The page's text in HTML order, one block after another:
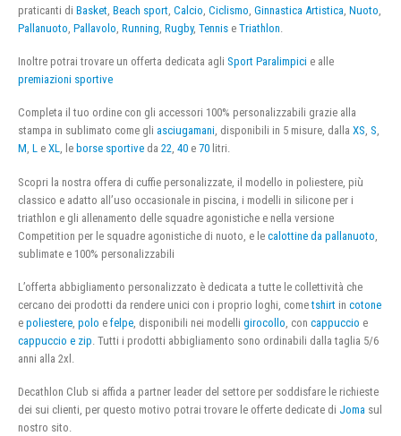
praticanti di Basket Beach sport Calcio Ciclismo Ginnastica Artistica Nuoto
Pallanuoto Pallavolo Running Rugby, Tennis e Triathlon
Inoltre potrai trovare un offerta dedicata agli Sport Paralimpici e alle
premiazioni sportive
Completa il tuo ordine con gli accessori 100% personalizzabili grazie alla
stampa in sublimato come gli asciugamani, disponibili in 5 misure, dalla XS, S,
M, L e XL, le borse sportive da 22, 40 e 70 litri.
Scopri la nostra offera di cuffie personalizzate, il modello in poliestere, più
classico e adatto all’uso occasionale in piscina, i modelli in silicone per i
triathlon e gli allenamento delle squadre agonistiche e nella versione
Competition per le squadre agonistiche di nuoto, e le calottine da pallanuoto
sublimate e 100% personalizzabili
L’offerta abbigliamento personalizzato è dedicata a tutte le collettività che
cercano dei prodotti da rendere unici con i proprio loghi, cometshirt in cotone
e poliestere polo e felpe , disponibili nei modelli girocollo , con cappuccio e
cappuccio e zip . Tutti i prodotti abbigliamento sono ordinabili dalla taglia 5/6
anni alla 2xl.
Decathlon Club si affida a partner leader del settore per soddisfare le richieste
dei sui clienti, per questo motivo potrai trovare le offerte dedicate di Joma sul
nostro sito.